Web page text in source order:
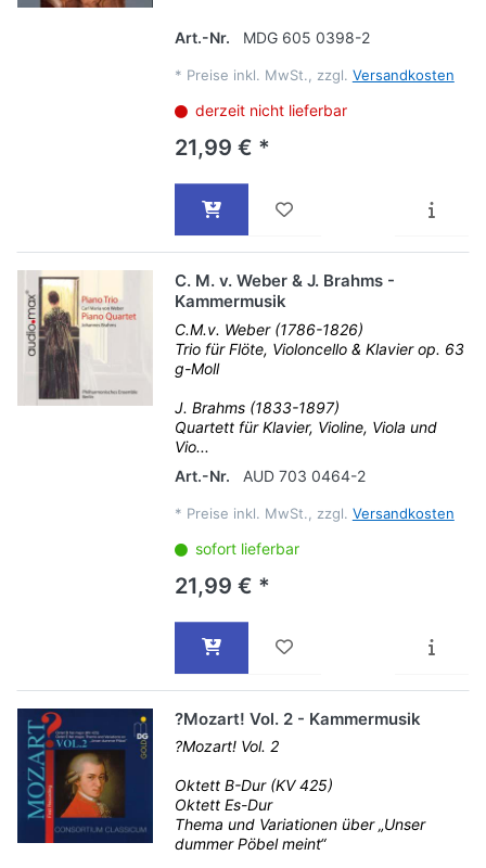
Art.-Nr. MDG 605 0398-2
* Preise inkl. MwSt., zzgl. Versandkosten
derzeit nicht lieferbar
21,99 € *
C. M. v. Weber & J. Brahms -
Kammermusik
C.M.v. Weber (1786-1826)
Trio für Flöte, Violoncello & Klavier op. 63
g-Moll
J. Brahms (1833-1897)
Quartett für Klavier, Violine, Viola und
Vio...
Art.-Nr.
AUD 703 0464-2
* Preise inkl. MwSt., zzgl. Versandkosten
sofort lieferbar
21,99 € *
?Mozart! Vol. 2 - Kammermusik
?Mozart! Vol. 2
Oktett B-Dur (KV 425)
Oktett Es-Dur
Thema und Variationen über „Unser
dummer Pöbel meint“